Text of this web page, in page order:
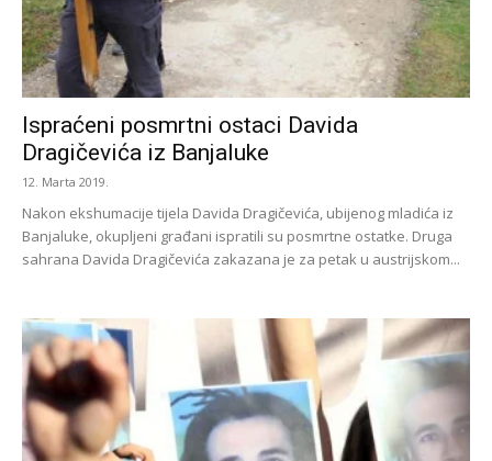
Ispraćeni posmrtni ostaci Davida
Dragičevića iz Banjaluke
12. Marta 2019.
Nakon ekshumacije tijela Davida Dragičevića, ubijenog mladića iz
Banjaluke, okupljeni građani ispratili su posmrtne ostatke. Druga
sahrana Davida Dragičevića zakazana je za petak u austrijskom...